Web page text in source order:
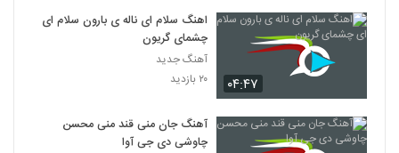
۰۴:۴۷
اهنگ سلام ای ناله ی بارون سلام ای
چشمای گریون
آهنگ جدید
۲۰ بازدید
آهنگ جان منی قند منی محسن
چاوشی دی جی آوا